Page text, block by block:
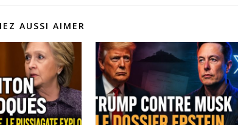
AUSSI AIMER